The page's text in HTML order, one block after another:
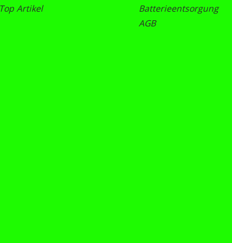
Top Artikel
Batterieentsorgung
AGB